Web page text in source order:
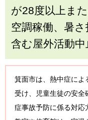
が28度以上ま
空調稼働、暑
含む屋外活動中
箕面市は、熱中症によ
受け、児童生徒の安全
症事故予防に係る対応